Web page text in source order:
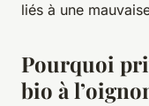
liés à une
Pourquoi
bio à